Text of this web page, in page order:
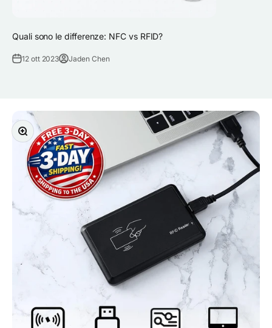
Quali sono le differenze: NFC vs RFID?
12 ott 2023 Jaden Chen
Ingrandisci immagine